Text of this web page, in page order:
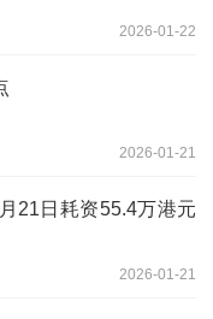
2026-01-22
2026-01-21
21日耗资55.4万港元
2026-01-21